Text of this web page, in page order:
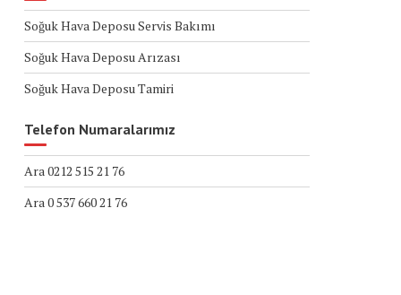
Soğuk Hava Deposu Servis Bakımı
Soğuk Hava Deposu Arızası
Soğuk Hava Deposu Tamiri
Telefon Numaralarımız
Ara 0212 515 21 76
Ara 0 537 660 21 76